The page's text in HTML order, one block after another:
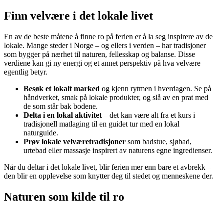
Finn velvære i det lokale livet
En av de beste måtene å finne ro på ferien er å la seg inspirere av de
lokale. Mange steder i Norge – og ellers i verden – har tradisjoner
som bygger på nærhet til naturen, fellesskap og balanse. Disse
verdiene kan gi ny energi og et annet perspektiv på hva velvære
egentlig betyr.
Besøk et lokalt marked og kjenn rytmen i hverdagen. Se på
håndverket, smak på lokale produkter, og slå av en prat med
de som står bak bodene.
Delta i en lokal aktivitet – det kan være alt fra et kurs i
tradisjonell matlaging til en guidet tur med en lokal
naturguide.
Prøv lokale velværetradisjoner som badstue, sjøbad,
urtebad eller massasje inspirert av naturens egne ingredienser.
Når du deltar i det lokale livet, blir ferien mer enn bare et avbrekk –
den blir en opplevelse som knytter deg til stedet og menneskene der.
Naturen som kilde til ro